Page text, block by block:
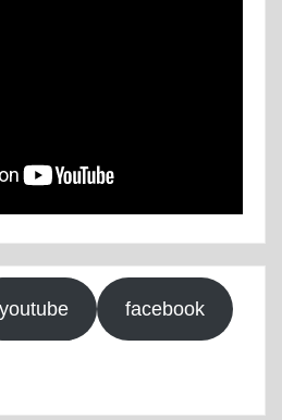
youtube facebook